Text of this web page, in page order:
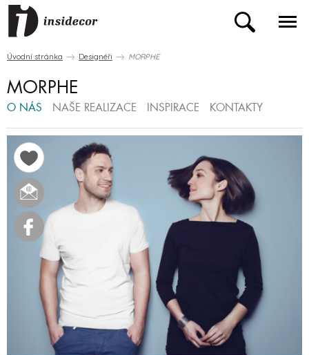
Úvodní stránka Designéři MORPHE
MORPHE
O NÁS NAŠE REALIZACE INSPIRACE KONTAKTY